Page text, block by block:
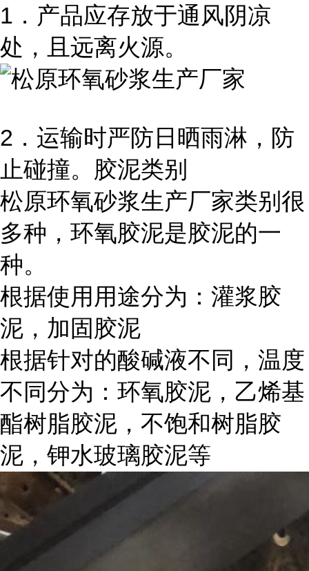
1．产品应存放于通风阴凉
处，且远离火源。
2．运输时严防日晒雨淋，防
止碰撞。胶泥类别
松原环氧砂浆生产厂家类别很
多种，环氧胶泥是胶泥的一
种。
根据使用用途分为：灌浆胶
泥，加固胶泥
根据针对的酸碱液不同，温度
不同分为：环氧胶泥，乙烯基
酯树脂胶泥，不饱和树脂胶
泥，钾水玻璃胶泥等